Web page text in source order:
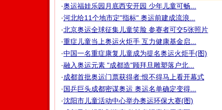
·奥运福娃乐园月底西安开园 少年儿童可畅...
·河北给11个地市定"指标" 奥运前建成流浪...
·北京奥运全球征集儿童笑脸 参赛者可交5张照片
·重症儿童当上奥运火炬手 互力健康基金启...
·中国一名重症康复儿童成为提名奥运火炬手(图)
·融入奥运元素 "成都造"顾拜旦雕塑落户北...
·成都首批奥运门票获得者:恨不得马上看开幕式
·国乒巨头成都密谋奥运 奥运名单确定变得...
·沈阳市儿童活动中心举办奥运环保大赛(图)